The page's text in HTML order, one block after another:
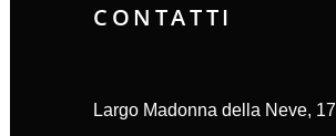
CONTATTI
Largo Madonna della Neve, 17